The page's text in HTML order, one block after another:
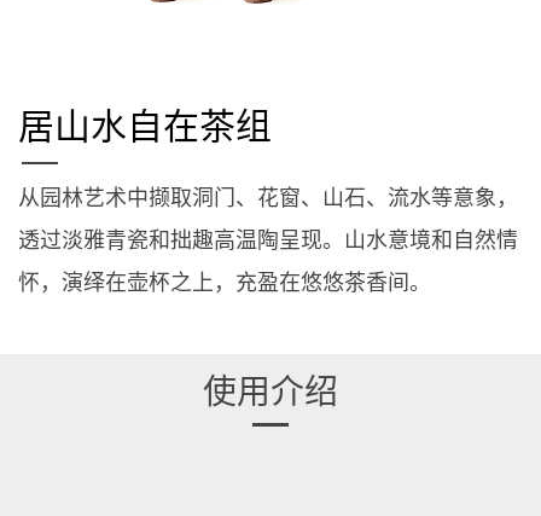
居山水自在茶组
从园林艺术中撷取洞门、花窗、山石、流水等意象，
透过淡雅青瓷和拙趣高温陶呈现。山水意境和自然情
怀，演绎在壶杯之上，充盈在悠悠茶香间。
使用介绍